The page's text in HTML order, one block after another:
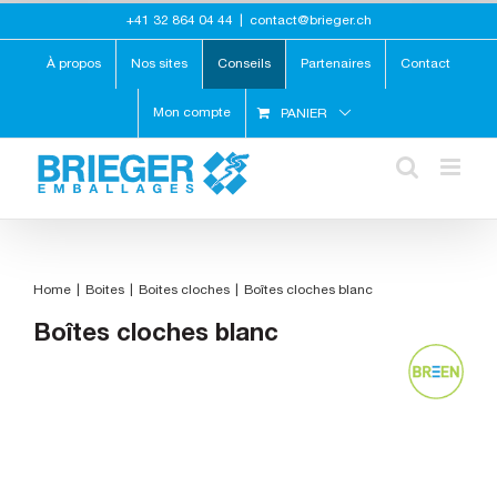
content
+41 32 864 04 44 contact@brieger.ch
À propos Nos sites Conseils Partenaires Contact
Mon compte PANIER
Home Boites Boites cloches Boîtes cloches blanc
Boîtes cloches blanc